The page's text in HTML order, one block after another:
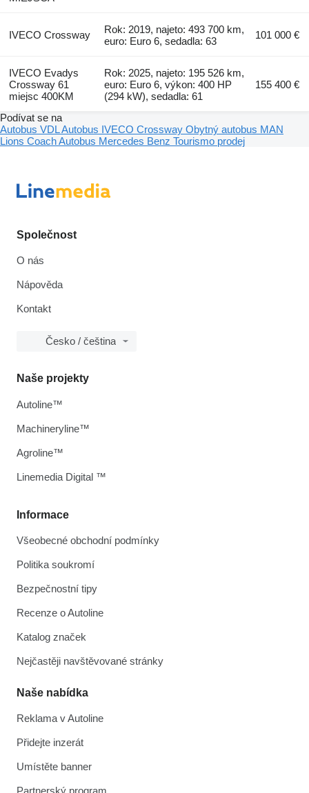
IVECO Crossway
Rok: 2019, najeto: 493 700 km,
euro: Euro 6, sedadla: 63
101 000 €
IVECO Evadys
Crossway 61
miejsc 400KM
Rok: 2025, najeto: 195 526 km,
euro: Euro 6, výkon: 400 HP
(294 kW), sedadla: 61
155 400 €
Podívat se na
Autobus VDLAutobus IVECO Crossway Obytný autobus MAN
Lions CoachAutobus Mercedes Benz Tourismo prodej
Společnost
O nás
Nápověda
Kontakt
Česko / čeština
Informace
Všeobecné obchodní podmínky
Politika soukromí
Bezpečnostní tipy
Recenze o Autoline
Katalog značek
Nejčastěji navštěvované stránky
Naše nabídka
Reklama v Autoline
Přidejte inzerát
Umístěte banner
Naše projekty
Autoline™
Machineryline™
Agroline™
Linemedia Digital ™